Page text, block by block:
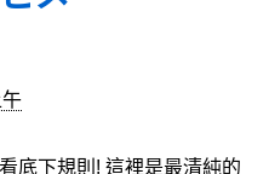
底下規則! 這裡是最清純的